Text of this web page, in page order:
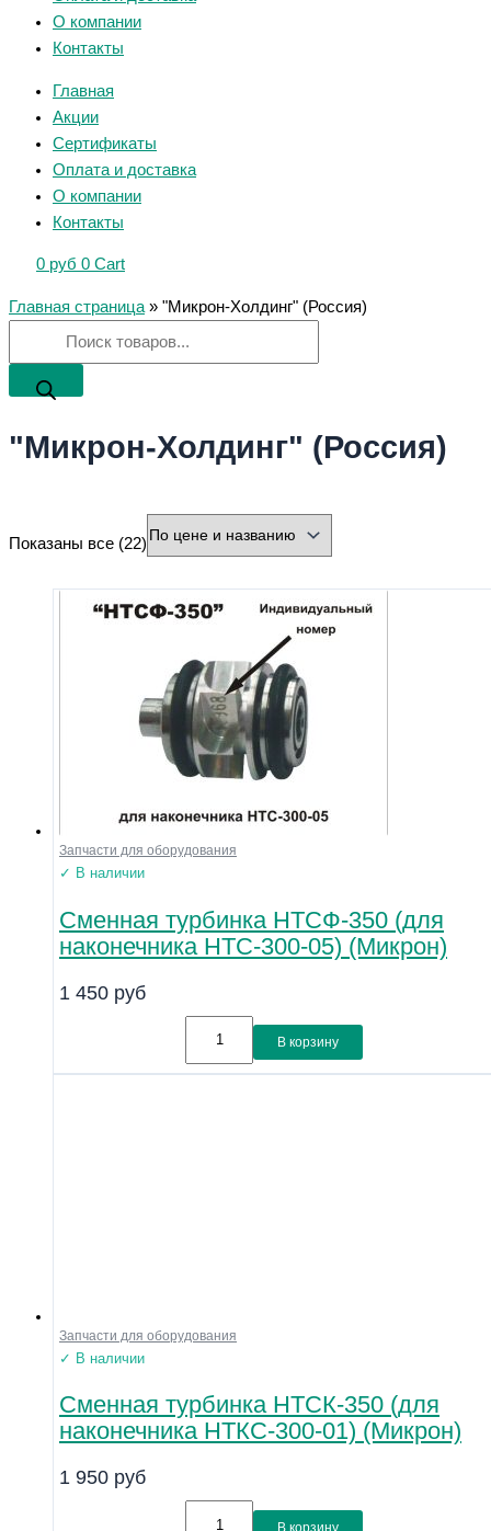
О компании
Контакты
Главная
Акции
Сертификаты
Оплата и доставка
О компании
Контакты
0 руб 0 Cart
Главная страница » "Микрон-Холдинг" (Россия)
"Микрон-Холдинг" (Россия)
минимальная цена максимальная цена
Бренд
Диаметр хвостовика (мм)
Диаметр рабочей части (мм)
Напряжение
Размер
Линейка
Показаны все (22)
Запчасти для оборудования
✓ В наличии
Сменная турбинка НТСФ-350 (для
наконечника НТС-300-05) (Микрон)
1 450 руб
В корзину
Запчасти для оборудования
✓ В наличии
Сменная турбинка НТСК-350 (для
наконечника НТКС-300-01) (Микрон)
1 950 руб
В корзину